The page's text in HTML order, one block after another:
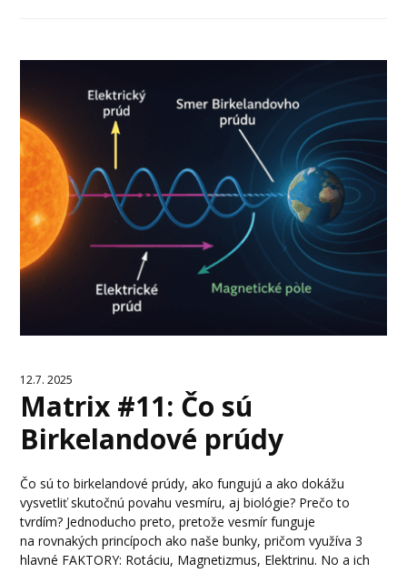
12.7. 2025
Matrix #11: Čo sú
Birkelandové prúdy
Čo sú to birkelandové prúdy, ako fungujú a ako dokážu
vysvetliť skutočnú povahu vesmíru, aj biológie? Prečo to
tvrdím? Jednoducho preto, pretože vesmír funguje
na rovnakých princípoch ako naše bunky, pričom využíva 3
hlavné FAKTORY: Rotáciu, Magnetizmus, Elektrinu. No a ich